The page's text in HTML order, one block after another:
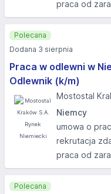
praca od
Praca w odlewni w
Odlewnik (k/m)
Mostostal
Niemcy
umowa o
rekrutacja
praca od
Polecana
Dodana 3 sierpnia
Polecana